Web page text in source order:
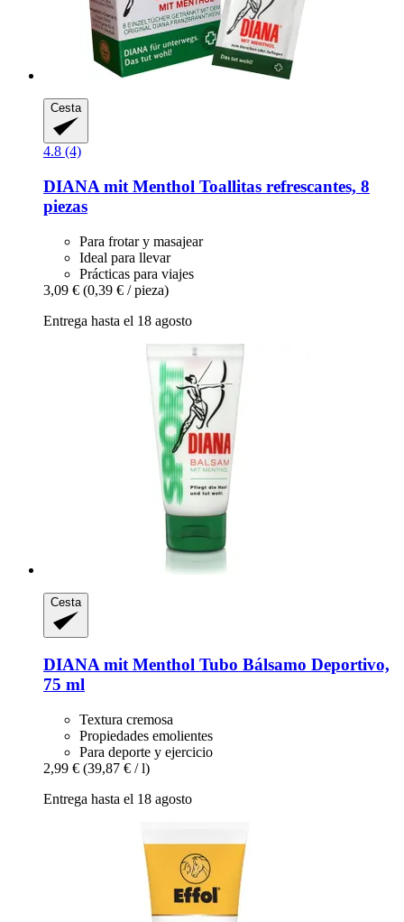
Cesta
4.8 (4)
DIANA mit Menthol Toallitas refrescantes, 8
piezas
Para frotar y masajear
Ideal para llevar
Prácticas para viajes
3,09 € (0,39 € / pieza)
Entrega hasta el 18 agosto
Cesta
DIANA mit Menthol Tubo Bálsamo Deportivo,
75 ml
Textura cremosa
Propiedades emolientes
Para deporte y ejercicio
2,99 € (39,87 € / l)
Entrega hasta el 18 agosto